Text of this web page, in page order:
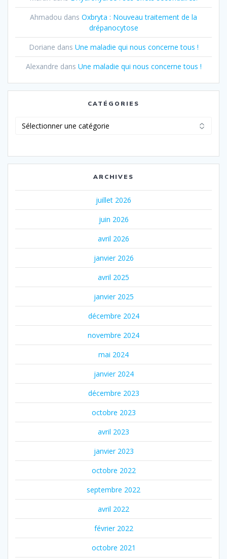
Ahmadou dans Oxbryta : Nouveau traitement de la
drépanocytose
Doriane dans Une maladie qui nous concerne tous !
Alexandre dans Une maladie qui nous concerne tous !
CATÉGORIES
ARCHIVES
juillet 2026
juin 2026
avril 2026
janvier 2026
avril 2025
janvier 2025
décembre 2024
novembre 2024
mai 2024
janvier 2024
décembre 2023
octobre 2023
avril 2023
janvier 2023
octobre 2022
septembre 2022
avril 2022
février 2022
octobre 2021